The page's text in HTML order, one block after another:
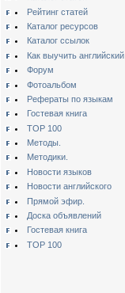
Рейтинг статей
Каталог ресурсов
Каталог ссылок
Как выучить английский
Форум
Фотоальбом
Рефераты по языкам
Гостевая книга
TOP 100
Методы.
Методики.
Новости языков
Новости английского
Прямой эфир.
Доска объявлений
Гостевая книга
TOP 100